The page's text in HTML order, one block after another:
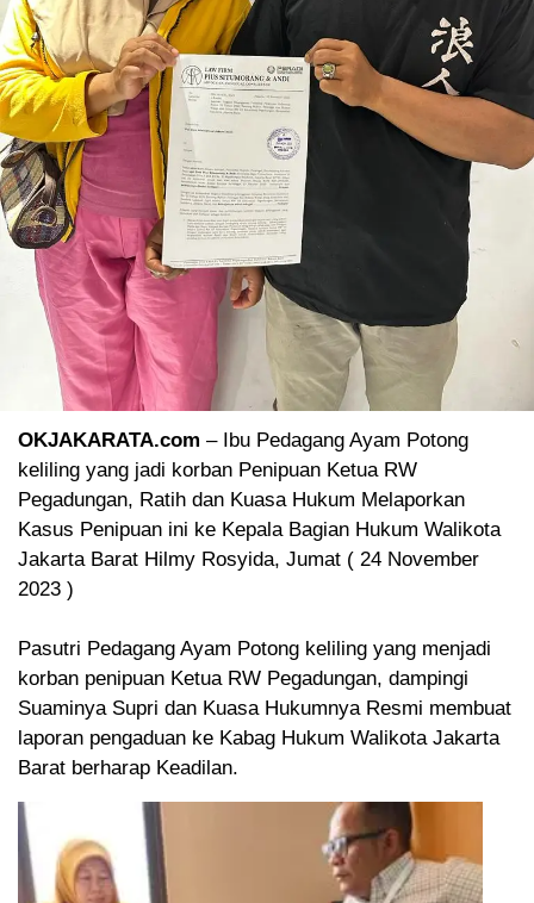
OKJAKARATA.com – Ibu Pedagang Ayam Potong
keliling yang jadi korban Penipuan Ketua RW
Pegadungan, Ratih dan Kuasa Hukum Melaporkan
Kasus Penipuan ini ke Kepala Bagian Hukum Walikota
Jakarta Barat Hilmy Rosyida, Jumat ( 24 November
2023 )
Pasutri Pedagang Ayam Potong keliling yang menjadi
korban penipuan Ketua RW Pegadungan, dampingi
Suaminya Supri dan Kuasa Hukumnya Resmi membuat
laporan pengaduan ke Kabag Hukum Walikota Jakarta
Barat berharap Keadilan.